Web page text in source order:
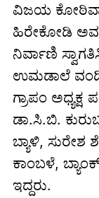
ವಿಜಯ
ಹಿರೇಕೋಡಿ
ನಿರ್ವಾಣಿ
ಉಮಡಾಲೆ
ಗ್ರಾಪಂ
ಡಾ.ಸಿ.ಬಿ.
ಬ್ಯಾಳಿ,
ಕಾಂಬಳೆ,
ಇದ್ದರು.